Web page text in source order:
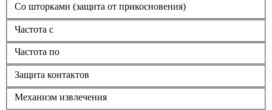
Со шторками (защита от прикосновения)
Частота с
Частота по
Защита контактов
Механизм извлечения